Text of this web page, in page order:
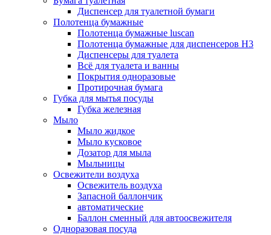
Диспенсер для туалетной бумаги
Полотенца бумажные
Полотенца бумажные luscan
Полотенца бумажные для диспенсеров H3
Диспенсеры для туалета
Всё для туалета и ванны
Покрытия одноразовые
Протирочная бумага
Губка для мытья посуды
Губка железная
Мыло
Мыло жидкое
Мыло кусковое
Дозатор для мыла
Мыльницы
Освежители воздуха
Освежитель воздуха
Запасной баллончик
автоматические
Баллон сменный для автоосвежителя
Одноразовая посуда